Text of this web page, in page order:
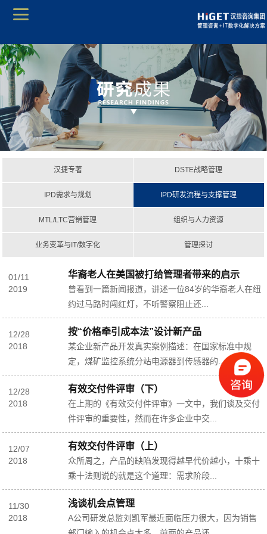
汉捷专著 DSTE战略管理
IPD需求与规划 IPD研发流程与支撑管理
MTL/LTC营销管理 组织与人力资源
业务变革与IT/数字化 管理探讨
01/11
2019
华裔老人在美国被打给管理者带来的启示
曾看到一篇新闻报道，讲述一位84岁的华裔老人在纽
约过马路时闯红灯，不听警察阻止还...
12/28
2018
按“价格牵引成本法”设计新产品
某企业新产品开发真实案例描述：在国家标准中规
定，煤矿监控系统分站电源器到传感器的...
12/28
2018
有效交付件评审（下）
在上期的《有效交付件评审》一文中，我们谈及交付
件评审的重要性，然而在许多企业中交...
12/07
2018
有效交付件评审（上）
众所周之，产品的缺陷发现得越早代价越小，十乘十
乘十法则说的就是这个道理：需求阶段...
11/30
2018
浅谈机会点管理
A公司研发总监刘凯军最近面临压力很大，因为销售